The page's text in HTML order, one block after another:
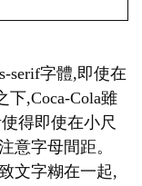
serif字體,即使在
,Coca-Cola雖
得即使在小尺
意字母間距。
文字糊在一起,